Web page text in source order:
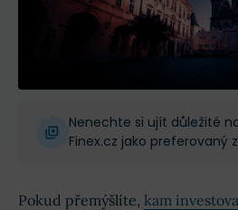
Nenechte si ujít důležité
Finex.cz jako preferovaný
Pokud přemýšlíte, kam